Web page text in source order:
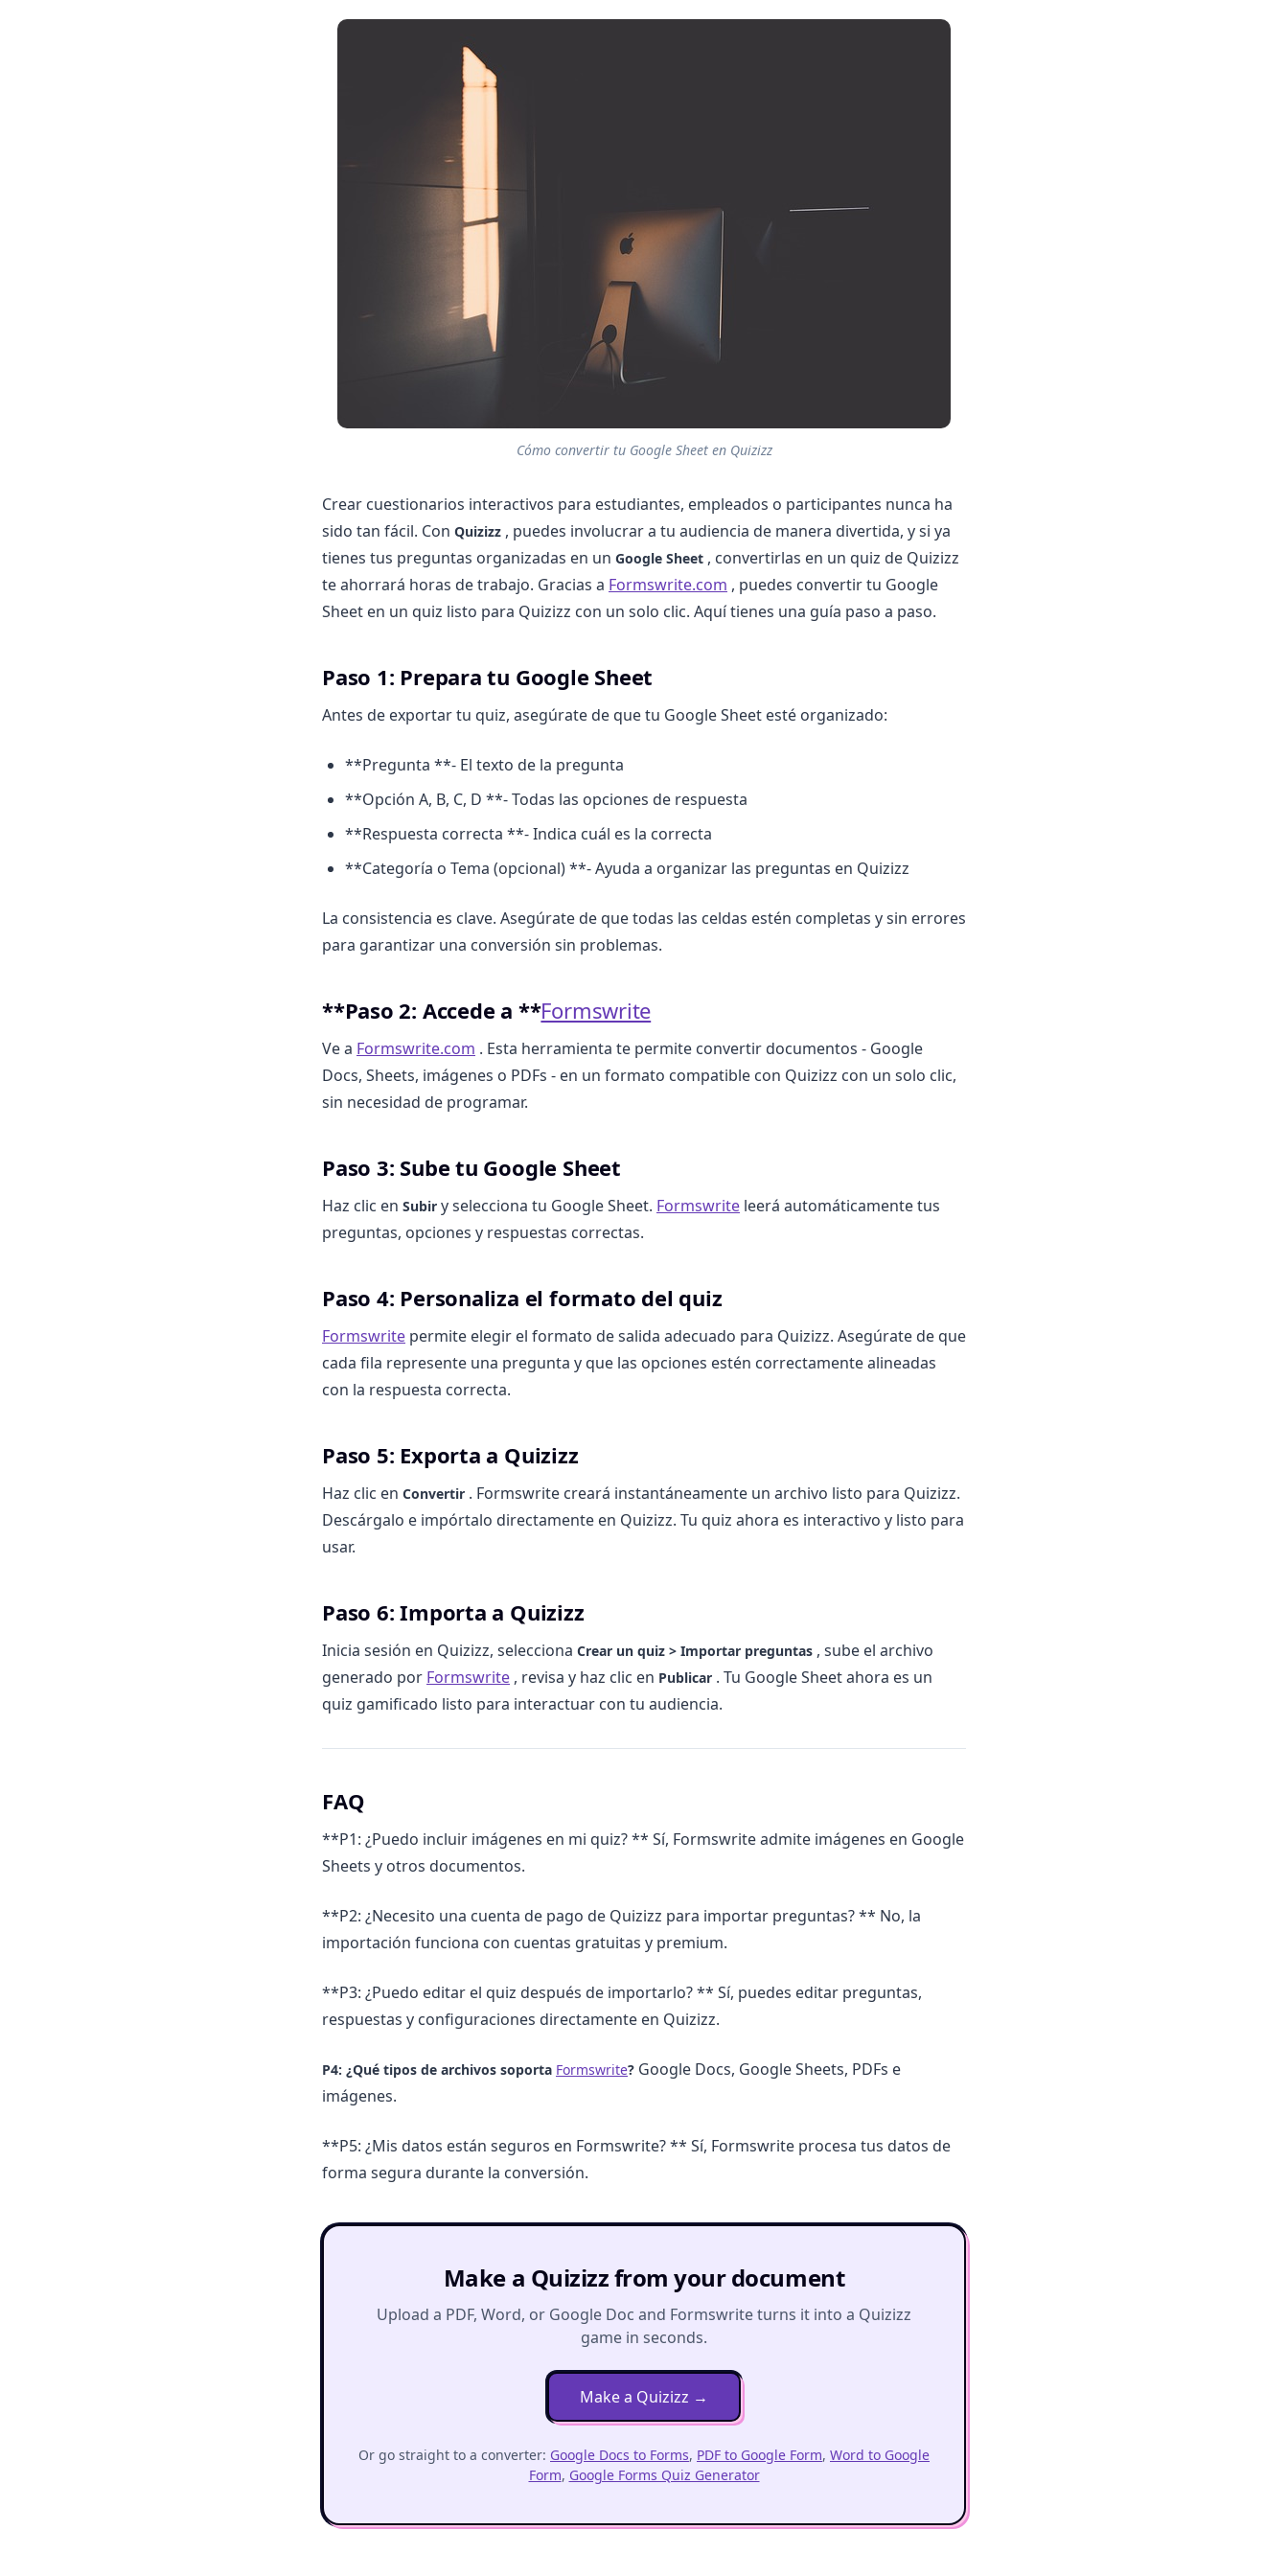
Cómo convertir tu Google Sheet en Quizizz
Crear cuestionarios interactivos para estudiantes, empleados o participantes nunca ha
sido tan fácil. Con Quizizz , puedes involucrar a tu audiencia de manera divertida, y si ya
tienes tus preguntas organizadas en un Google Sheet , convertirlas en un quiz de Quizizz
te ahorrará horas de trabajo. Gracias a Formswrite.com , puedes convertir tu Google
Sheet en un quiz listo para Quizizz con un solo clic. Aquí tienes una guía paso a paso.
Paso 1: Prepara tu Google Sheet
Antes de exportar tu quiz, asegúrate de que tu Google Sheet esté organizado:
**Pregunta **- El texto de la pregunta
**Opción A, B, C, D **- Todas las opciones de respuesta
**Respuesta correcta **- Indica cuál es la correcta
**Categoría o Tema (opcional) **- Ayuda a organizar las preguntas en Quizizz
La consistencia es clave. Asegúrate de que todas las celdas estén completas y sin errores
para garantizar una conversión sin problemas.
**Paso 2: Accede a **Formswrite
Ve a Formswrite.com . Esta herramienta te permite convertir documentos - Google
Docs, Sheets, imágenes o PDFs - en un formato compatible con Quizizz con un solo clic,
sin necesidad de programar.
Paso 3: Sube tu Google Sheet
Haz clic en Subir y selecciona tu Google Sheet. Formswrite leerá automáticamente tus
preguntas, opciones y respuestas correctas.
Paso 4: Personaliza el formato del quiz
Formswrite permite elegir el formato de salida adecuado para Quizizz. Asegúrate de que
cada fila represente una pregunta y que las opciones estén correctamente alineadas
con la respuesta correcta.
Paso 5: Exporta a Quizizz
Haz clic en Convertir . Formswrite creará instantáneamente un archivo listo para Quizizz.
Descárgalo e impórtalo directamente en Quizizz. Tu quiz ahora es interactivo y listo para
usar.
Paso 6: Importa a Quizizz
Inicia sesión en Quizizz, selecciona Crear un quiz > Importar preguntas , sube el archivo
generado por Formswrite , revisa y haz clic en Publicar . Tu Google Sheet ahora es un
quiz gamificado listo para interactuar con tu audiencia.
FAQ
**P1: ¿Puedo incluir imágenes en mi quiz? ** Sí, Formswrite admite imágenes en Google
Sheets y otros documentos.
**P2: ¿Necesito una cuenta de pago de Quizizz para importar preguntas? ** No, la
importación funciona con cuentas gratuitas y premium.
**P3: ¿Puedo editar el quiz después de importarlo? ** Sí, puedes editar preguntas,
respuestas y configuraciones directamente en Quizizz.
P4: ¿Qué tipos de archivos soporta Formswrite? Google Docs, Google Sheets, PDFs e
imágenes.
**P5: ¿Mis datos están seguros en Formswrite? ** Sí, Formswrite procesa tus datos de
forma segura durante la conversión.
Make a Quizizz from your document
Upload a PDF, Word, or Google Doc and Formswrite turns it into a Quizizz
game in seconds.
Make a Quizizz →
Or go straight to a converter: Google Docs to Forms, PDF to Google Form, Word to Google
Form, Google Forms Quiz Generator